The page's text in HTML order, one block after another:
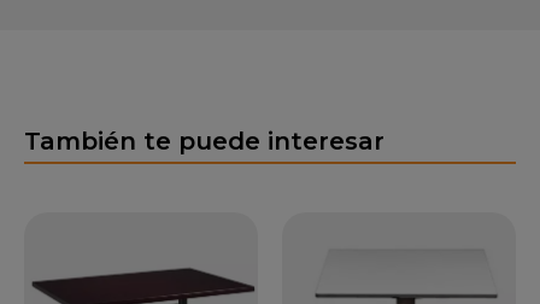
También te puede interesar